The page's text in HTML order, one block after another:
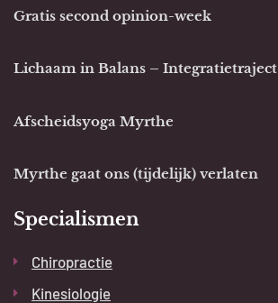
Gratis second opinion-week
Lichaam in Balans – Integratietraject
Afscheidsyoga Myrthe
Myrthe gaat ons (tijdelijk) verlaten
Specialismen
Chiropractie
Kinesiologie